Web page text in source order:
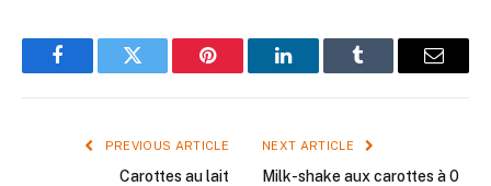
FacebookTwitter Pinterest LinkedInTumblr Email
PREVIOUS ARTICLE
Carottes au lait
NEXT ARTICLE
Milk-shake aux carottes à 0